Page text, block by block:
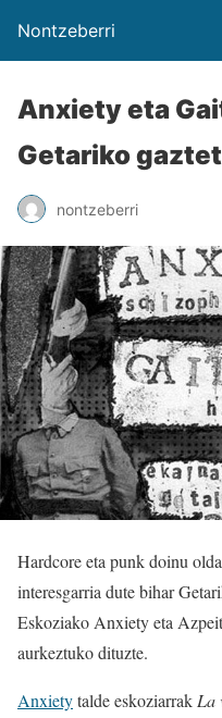
Nontzeberri
Anxiety eta
Getariko
nontzeberri
Hardcore eta punk doinu
interesgarria dute bihar
Eskoziako Anxiety eta
aurkeztuko dituzte.
Anxietytalde eskoziarrakLa